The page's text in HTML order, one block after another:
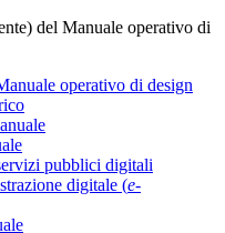
del Manuale operativo di
operativo di design
pubblici digitali
digitale (e-